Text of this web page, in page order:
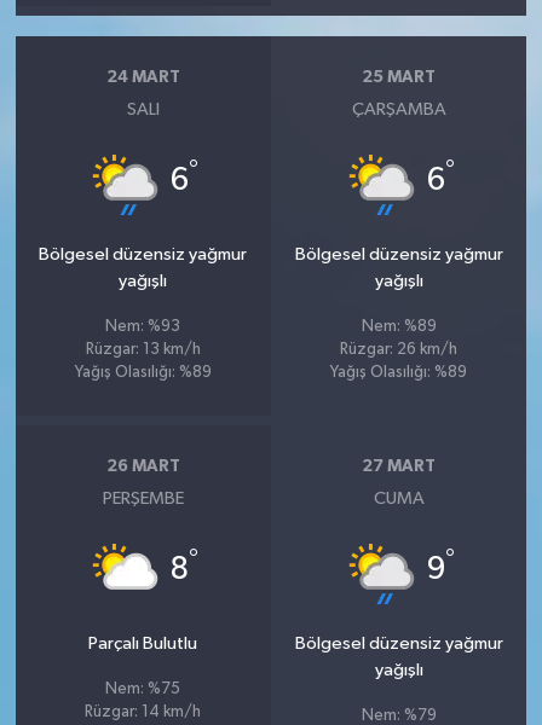
24 MART
SALI
6°
Bölgesel düzensiz yağmur
yağışlı
Nem: %93
Rüzgar: 13 km/h
Yağış Olasılığı: %89
25 MART
ÇARŞAMBA
6°
Bölgesel düzensiz yağmur
yağışlı
Nem: %89
Rüzgar: 26 km/h
Yağış Olasılığı: %89
26 MART
PERŞEMBE
8°
Parçalı Bulutlu
Nem: %75
Rüzgar: 14 km/h
27 MART
CUMA
9°
Bölgesel düzensiz yağmur
yağışlı
Nem: %79